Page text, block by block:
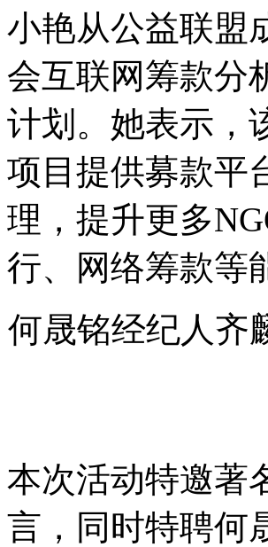
小艳从公益联盟
会互联网筹款分
计划。她表示，
项目提供募款平
理，提升更多
行、网络筹款等
何晟铭经纪人齐
本次活动特邀著
言，同时特聘何